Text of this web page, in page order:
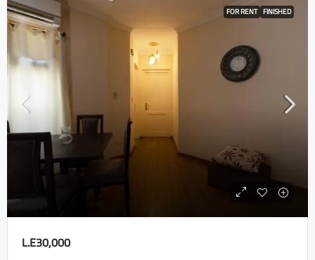
FOR RENT FINISHED
L.E30,000